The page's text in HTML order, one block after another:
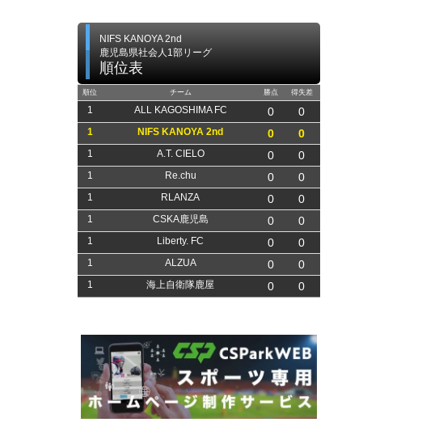
NIFS KANOYA 2nd
鹿児島県社会人1部リーグ
順位表
順位 チーム 勝点 得失差
1 ALL KAGOSHIMA FC 0 0
1 NIFS KANOYA 2nd 0 0
1 A.T. CIELO 0 0
1 Re.chu 0 0
1 RLANZA 0 0
1 CSKA鹿児島 0 0
1 Liberty. FC 0 0
1 ALZUA 0 0
1 海上自衛隊鹿屋 0 0